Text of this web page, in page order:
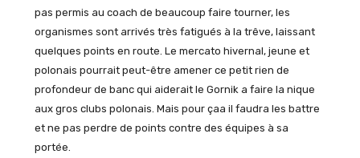
pas permis au coach de beaucoup faire tourner, les
organismes sont arrivés très fatigués à la trêve, laissant
quelques points en route. Le mercato hivernal, jeune et
polonais pourrait peut-être amener ce petit rien de
profondeur de banc qui aiderait le Gornik a faire la nique
aux gros clubs polonais. Mais pour çaa il faudra les battre
et ne pas perdre de points contre des équipes à sa
portée.